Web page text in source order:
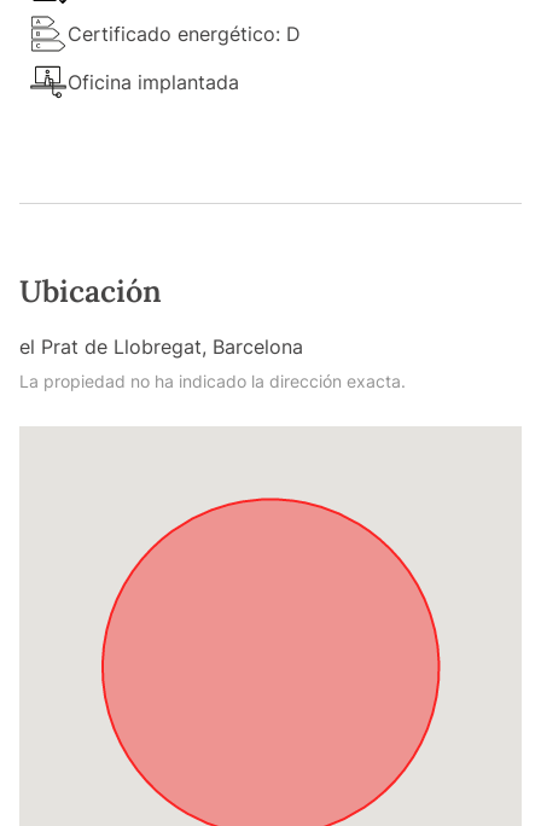
Certificado energético: D
Oficina implantada
Ubicación
el Prat de Llobregat, Barcelona
La propiedad no ha indicado la dirección exacta.